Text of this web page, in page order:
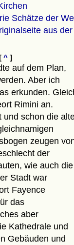
Schätze der
aus der
^ ]
auf dem Plan,
Aber ich
erkunden.
Rimini an.
und schon die
zeugen
der
wie auch die
Stadt war
Fayence
das
aber
Kathedrale und
Gebäuden und